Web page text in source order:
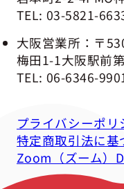
TEL: 03-5821-
大阪営業所：〒
梅田1-1大阪駅前
TEL: 06-6346-
プライバシーポリ
特定商取引法に基
Zoom（ズーム）